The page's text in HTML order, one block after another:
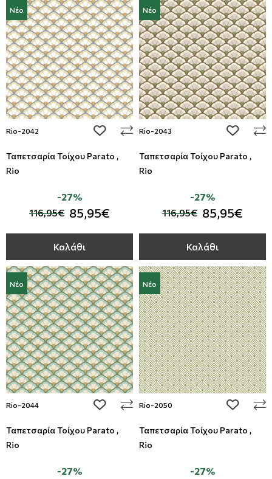
Νέο
Rio-2042 add to wishlist
Ταπετσαρία Τοίχου Parato ,
Rio
116,95€ 85,95€
-27%
Καλάθι
Νέο
Rio-2043 add to
Ταπετσαρία Τοίχου Parato ,
Rio
116,95€ 85,95€
-27%
Καλάθι
Νέο
Rio-2044 add to wishlist
Ταπετσαρία Τοίχου Parato ,
Rio
-27%
Νέο
Rio-2050 add to
Ταπετσαρία Τοίχου Parato ,
Rio
-27%